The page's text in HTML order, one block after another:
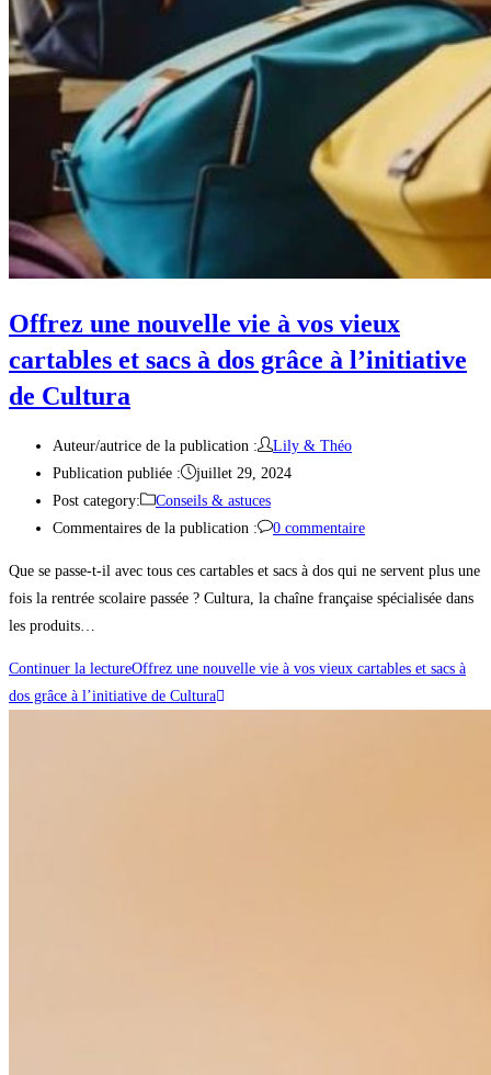
Offrez une nouvelle vie à vos vieux
cartables et sacs à dos grâce à l’initiative
de Cultura
Auteur/autrice de la publication :
Lily & Théo
Publication publiée :
juillet 29, 2024
Post category:
Conseils & astuces
Commentaires de la publication :
0 commentaire
Que se passe-t-il avec tous ces cartables et sacs à dos qui ne servent plus une
fois la rentrée scolaire passée ? Cultura, la chaîne française spécialisée dans
les produits…
Continuer la lectureOffrez une nouvelle vie à vos vieux cartables et sacs à
dos grâce à l’initiative de Cultura